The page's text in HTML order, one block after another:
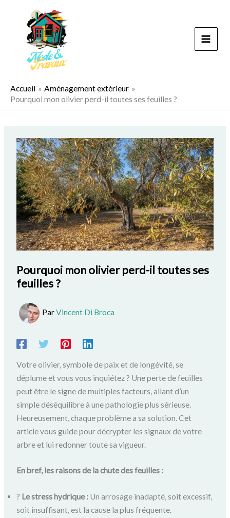
Accueil
Aménagement extérieur
Pourquoi mon olivier perd-il toutes ses feuilles ?
Pourquoi mon olivier perd-il toutes ses
feuilles ?
ParVincent Di Broca
Votre olivier, symbole de paix et de longévité, se
déplume et vous vous inquiétez ? Une perte de feuilles
peut être le signe de multiples facteurs, allant d’un
simple déséquilibre à une pathologie plus sérieuse.
Heureusement, chaque problème a sa solution. Cet
article vous guide pour décrypter les signaux de votre
arbre et lui redonner toute sa vigueur.
En bref, les raisons de la chute des feuilles :
? Le stress hydrique : Un arrosage inadapté, soit excessif,
soit insuffisant, est la cause la plus fréquente.